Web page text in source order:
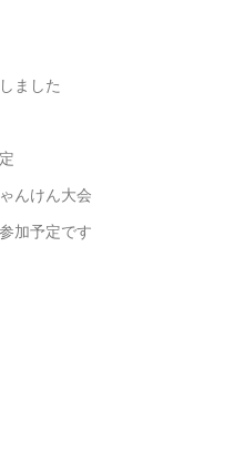
ました
んけん大会
加予定です